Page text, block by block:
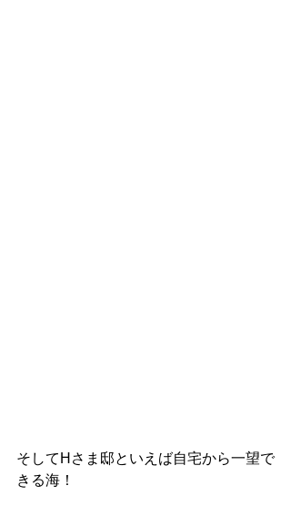
そしてHさま邸といえば自宅から一望で
きる海！